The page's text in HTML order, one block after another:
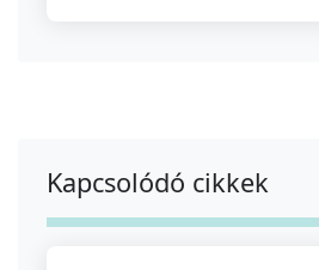
Kapcsolódó cikkek